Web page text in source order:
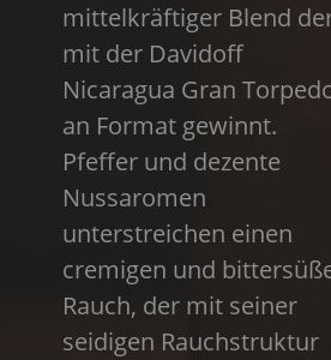
mittelkräftiger Blend
mit der Davidoff
Nicaragua Gran
an Format gewinnt.
Pfeffer und dezente
Nussaromen
unterstreichen einen
cremigen und
Rauch, der mit seiner
seidigen Rauchstruktur